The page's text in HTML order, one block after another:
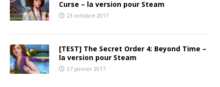
Curse – la version pour Steam
23 octobre 2017
[TEST] The Secret Order 4: Beyond Time –
la version pour Steam
27 janvier 2017